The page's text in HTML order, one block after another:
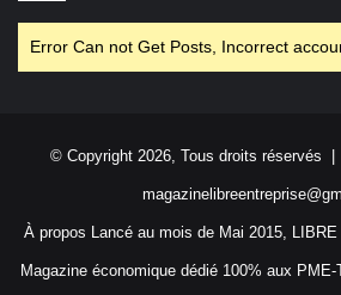
Error Can not Get Posts, Incorrect
© Copyright 2026, Tous droits réservés |
À propos Lancé au mois de Mai 2015,
Magazine économique dédié 100% aux